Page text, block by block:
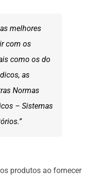
melhores
com os
como os do
as
Normas
– Sistemas
produtos ao fornecer